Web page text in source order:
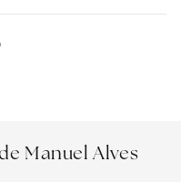
Manuel Alves